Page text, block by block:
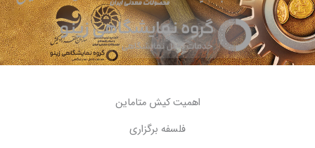
اهمیت کیش متاماین
فلسفه برگزاری